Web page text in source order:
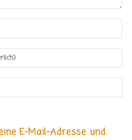
E-Mail-Adresse und